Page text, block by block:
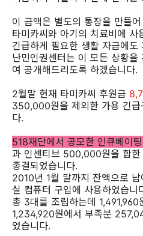
이 금액은 별도의 통장을 만들
타미카씨와 아기의 치료비에 사
긴급하게 필요한 생활 자금에도
난민인권센터는 이 모든 상황
여 공개해드리도록 하겠습니다.
2월말 현재 타미카씨 후원금
350,000원을 제외한 가용 긴급
다.
518재단에서 공모한 인큐베이
과 인센티브 500,000원을 합
종결되었습니다.
2010년 1월 말까지 잔액으로
실 컴퓨터 구입에 사용하였습니
총 3대를 조립하는데 1,491,960
1,234,920원에서 부족분
였습니다.